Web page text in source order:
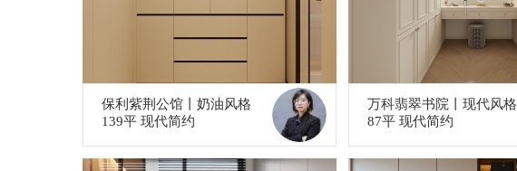
保利紫荆公馆丨奶油风格
139平 现代简约
万科翡翠书院丨现代风格
87平 现代简约